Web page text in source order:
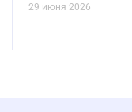
29 июня 2026